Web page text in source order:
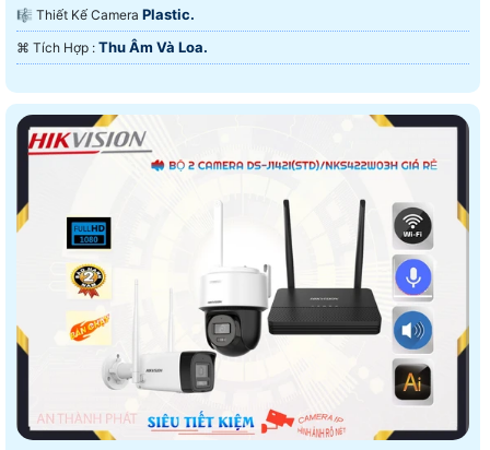
🎼️ Thiết Kế Camera Plastic.
️⌘ Tích Hợp : Thu Âm Và Loa.